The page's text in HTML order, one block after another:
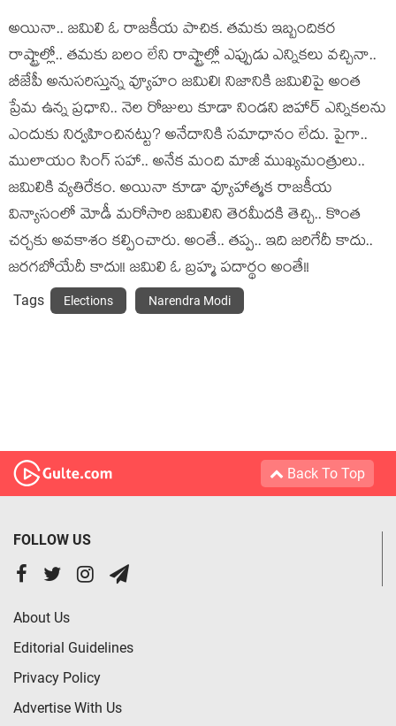
అయినా.. జ‌మిలి ఓ రాజ‌కీయ పాచిక‌. త‌మ‌కు ఇబ్బందిక‌ర
రాష్ట్రాల్లో.. త‌మ‌కు బ‌లం లేని రాష్ట్రాల్లో ఎప్పుడు ఎన్నిక‌లు వ‌చ్చినా..
బీజేపీ అనుస‌రిస్తున్న వ్యూహం జ‌మిలి! నిజానికి జ‌మిలిపై అంత
ప్రేమ ఉన్న ప్ర‌ధాని.. నెల రోజులు కూడా నిండ‌ని బిహార్ ఎన్నిక‌లను
ఎందుకు నిర్వ‌హించిన‌ట్టు? అనేదానికి స‌మాధానం లేదు. పైగా..
ములాయం సింగ్ స‌హా.. అనేక మంది మాజీ ముఖ్య‌మంత్రులు..
జ‌మిలికి వ్య‌తిరేకం. అయినా కూడా వ్యూహాత్మ‌క రాజ‌కీయ
విన్యాసంలో మోడీ మ‌రోసారి జ‌మిలిని తెర‌మీద‌కి తెచ్చి.. కొంత
చ‌ర్చ‌కు అవ‌కాశం క‌ల్పించారు. అంతే.. త‌ప్ప‌.. ఇది జ‌రిగేదీ కాదు..
జ‌ర‌గ‌బోయేదీ కాదు!! జ‌మిలి ఓ బ్ర‌హ్మ ప‌దార్థం అంతే!!
Tags Elections Narendra Modi
Back To Top
FOLLOW US
About Us
Editorial Guidelines
Privacy Policy
Advertise With Us